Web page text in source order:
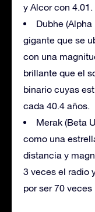
y Alcor con 4.01.
Dubhe
gigante que se
con una
brillante que el
binario cuyas
cada 40.4 años.
Merak (Beta
como una
distancia y
3 veces el radio
por ser 70